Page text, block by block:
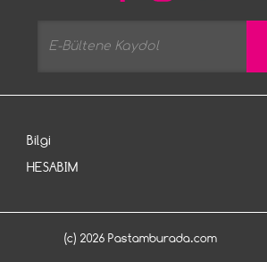
Bilgi
HESABIM
(c) 2026 Pastamburada.com